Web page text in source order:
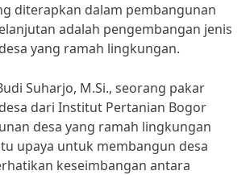
diterapkan dalam pembangunan
adalah pengembangan jenis
yang ramah lingkungan.
Suharjo, M.Si., seorang pakar
dari Institut Pertanian Bogor
desa yang ramah lingkungan
upaya untuk membangun desa
keseimbangan antara